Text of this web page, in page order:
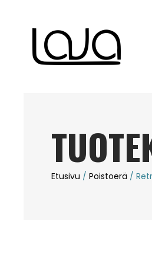
Etusivu / Poistoerä /